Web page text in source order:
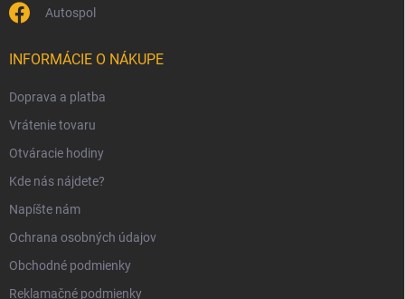
Autospol
INFORMÁCIE O NÁKUPE
Doprava a platba
Vrátenie tovaru
Otváracie hodiny
Kde nás nájdete?
Napíšte nám
Ochrana osobných údajov
Obchodné podmienky
Reklamačné podmienky